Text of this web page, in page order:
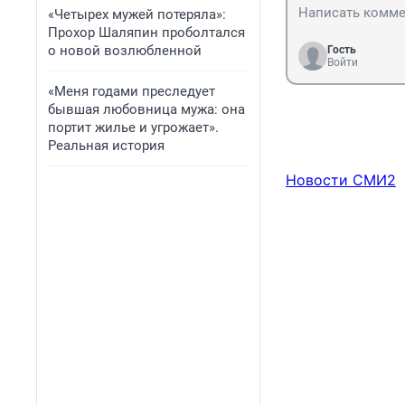
«Четырех мужей потеряла»:
Прохор Шаляпин проболтался
о новой возлюбленной
«Меня годами преследует
бывшая любовница мужа: она
портит жилье и угрожает».
Реальная история
Гость
Войти
Новости СМИ2